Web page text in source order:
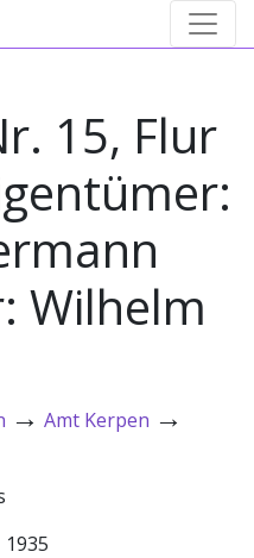
15, Flur
Wilhelm
→ Amt Kerpen →
1935